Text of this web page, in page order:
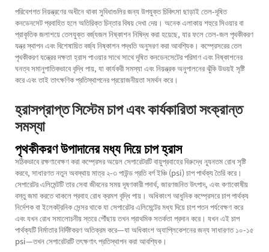
পরিবেশগত নিয়ন্ত্রণের অধীনে থাকা সুবিধাগুলির জন্য উপযুক্ত চিকিৎসা ছাড়াই তেল-দূষিত
কনডেনসেট প্রবাহিত হলে অতিরিক্ত চিন্তার বিষয় দেখা দেয়। অনেক এলাকায় শহুরে সিওয়ার বা
প্রাকৃতিক জলাশয়ে তেলযুক্ত বর্জ্যজল নিষ্কাশন নিষিদ্ধ করা হয়েছে, যার ফলে তেল-জল পৃথকীকরণ
যন্ত্র স্থাপন এবং বিশেষায়িত বর্জ্য নিষ্কাশন পদ্ধতি অনুসরণ করা আবশ্যিক। কম্প্রেসরের তেল
পৃথকীকরণ যন্ত্রের দক্ষতা হ্রাস পাওয়ার সাথে সাথে দূষিত কনডেনসেটের পরিমাণ এবং নিষ্কাশনের
ঘনত্ব সমানুপাতিকভাবে বৃদ্ধি পায়, যা কার্যকরী সমস্যা এবং নিয়ন্ত্রক অনুপালনের ঝুঁকি উভয়ই সৃষ্টি
করে এবং তাই তাৎক্ষণিক প্রতিস্থাপনের প্রয়োজনীয়তা সমর্থন করে।
হ্রাসপ্রাপ্ত সিস্টেম চাপ এবং কার্যকারিতা সংক্রান্ত
সমস্যা
পৃথকীকরণ উপাদানের মধ্য দিয়ে চাপ হ্রাস
সঠিকভাবে রক্ষণাবেক্ষণ করা কম্প্রেসর অয়েল সেপারেটরটি বায়ুপ্রবাহের বিরুদ্ধে ন্যূনতম রোধ সৃষ্টি
করবে, সাধারণত নতুন অবস্থায় মাত্র ২-৩ পাউন্ড প্রতি বর্গ ইঞ্চি (psi) চাপ পার্থক্য তৈরি করে।
সেপারেটর এলিমেন্টটি তার সেবা জীবনের সময় দূষণকারী পদার্থ, জারণজনিত উৎপাদ, এবং কণাকোষীয়
বস্তু জমা করতে থাকলে প্রবাহ রোধ ক্রমশ বৃদ্ধি পায়। অধিকাংশ আধুনিক কম্প্রেসরে চাপ পার্থক্য
নির্দেশক বা ইলেকট্রনিক সেন্সর থাকে যা সেপারেটর এলিমেন্টের মধ্য দিয়ে চাপ পতন পর্যবেক্ষণ করে
এবং যখন রোধ সমালোচনীয় স্তরে পৌঁছায় তখন প্রাথমিক সতর্কতা প্রদান করে। যখন এই চাপ
পার্থক্যটি নির্মাতার নির্দিষ্টকরণ অতিক্রম করে—যা অধিকাংশ অ্যাপ্লিকেশনের জন্য সাধারণত ১০-১৫
psi—তখন সেপারেটরটি তৎক্ষণাৎ প্রতিস্থাপন করা আবশ্যিক।